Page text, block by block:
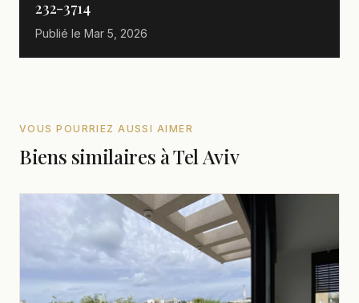
232-3714
Publié le Mar 5, 2026
VOUS POURRIEZ AUSSI AIMER
Biens similaires à Tel Aviv